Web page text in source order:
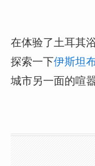
在体验了土耳其
探索一下伊斯坦
城市另一面的喧